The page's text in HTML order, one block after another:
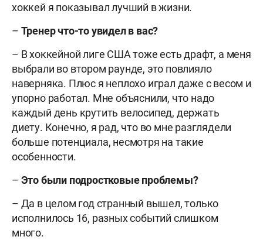
хоккей я показывал лучший в жизни.
– Тренер что-то увидел в вас?
– В хоккейной лиге США тоже есть драфт, а меня
выбрали во втором раунде, это повлияло
наверняка. Плюс я неплохо играл даже с весом и
упорно работал. Мне объяснили, что надо
каждый день крутить велосипед, держать
диету. Конечно, я рад, что во мне разглядели
больше потенциала, несмотря на такие
особенности.
– Это были подростковые проблемы?
– Да в целом год странный вышел, только
исполнилось 16, разных событий слишком
много.